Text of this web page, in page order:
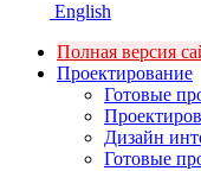
English
Полная версия
Проектирование
Готовые
Дизайн
Готовые